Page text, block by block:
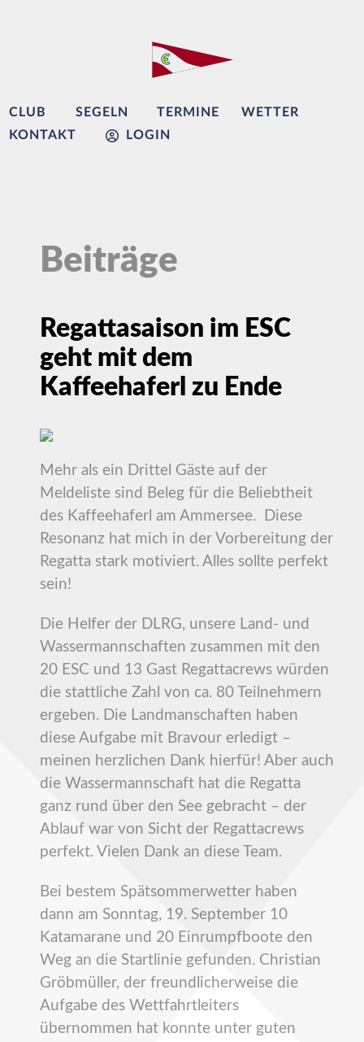
CLUB SEGELN TERMINE
WETTER
KONTAKT
LOGIN
Beiträge
Regattasaison im ESC
geht mit dem
Kaffeehaferl zu Ende
Mehr als ein Drittel Gäste auf der
Meldeliste sind Beleg für die Beliebtheit
des Kaffeehaferl am Ammersee. Diese
Resonanz hat mich in der Vorbereitung der
Regatta stark motiviert. Alles sollte perfekt
sein!
Die Helfer der DLRG, unsere Land- und
Wassermannschaften zusammen mit den
20 ESC und 13 Gast Regattacrews würden
die stattliche Zahl von ca. 80 Teilnehmern
ergeben. Die Landmanschaften haben
diese Aufgabe mit Bravour erledigt –
meinen herzlichen Dank hierfür! Aber auch
die Wassermannschaft hat die Regatta
ganz rund über den See gebracht – der
Ablauf war von Sicht der Regattacrews
perfekt. Vielen Dank an diese Team.
Bei bestem Spätsommerwetter haben
dann am Sonntag, 19. September 10
Katamarane und 20 Einrumpfboote den
Weg an die Startlinie gefunden. Christian
Gröbmüller, der freundlicherweise die
Aufgabe des Wettfahrtleiters
übernommen hat konnte unter guten